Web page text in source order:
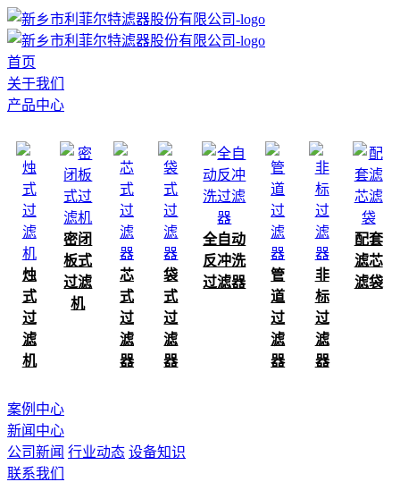
首页
关于我们
产品中心
烛
式
过
滤
机
密闭
板式
过滤
机
芯
式
过
滤
器
袋
式
过
滤
器
全自动
反冲洗
过滤器
管
道
过
滤
器
非
标
过
滤
器
配套
滤芯
滤袋
案例中心
新闻中心
公司新闻 行业动态 设备知识
联系我们